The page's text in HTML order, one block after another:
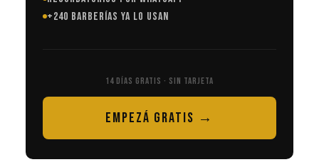
+240 BARBERÍAS YA LO USAN
14 DÍAS GRATIS · SIN TARJETA
EMPEZÁ GRATIS →